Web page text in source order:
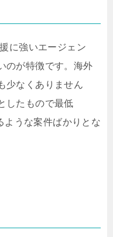
に強いエージェン
のが特徴です。海外
少なくありません
したもので最低
ような案件ばかりとな